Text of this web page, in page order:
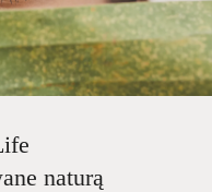
naturą